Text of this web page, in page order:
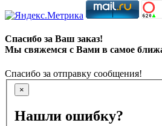
Спасибо за Ваш заказ!
Мы свяжемся с Вами в самое
Спасибо за отправку сообщения!
×
Нашли ошибку?